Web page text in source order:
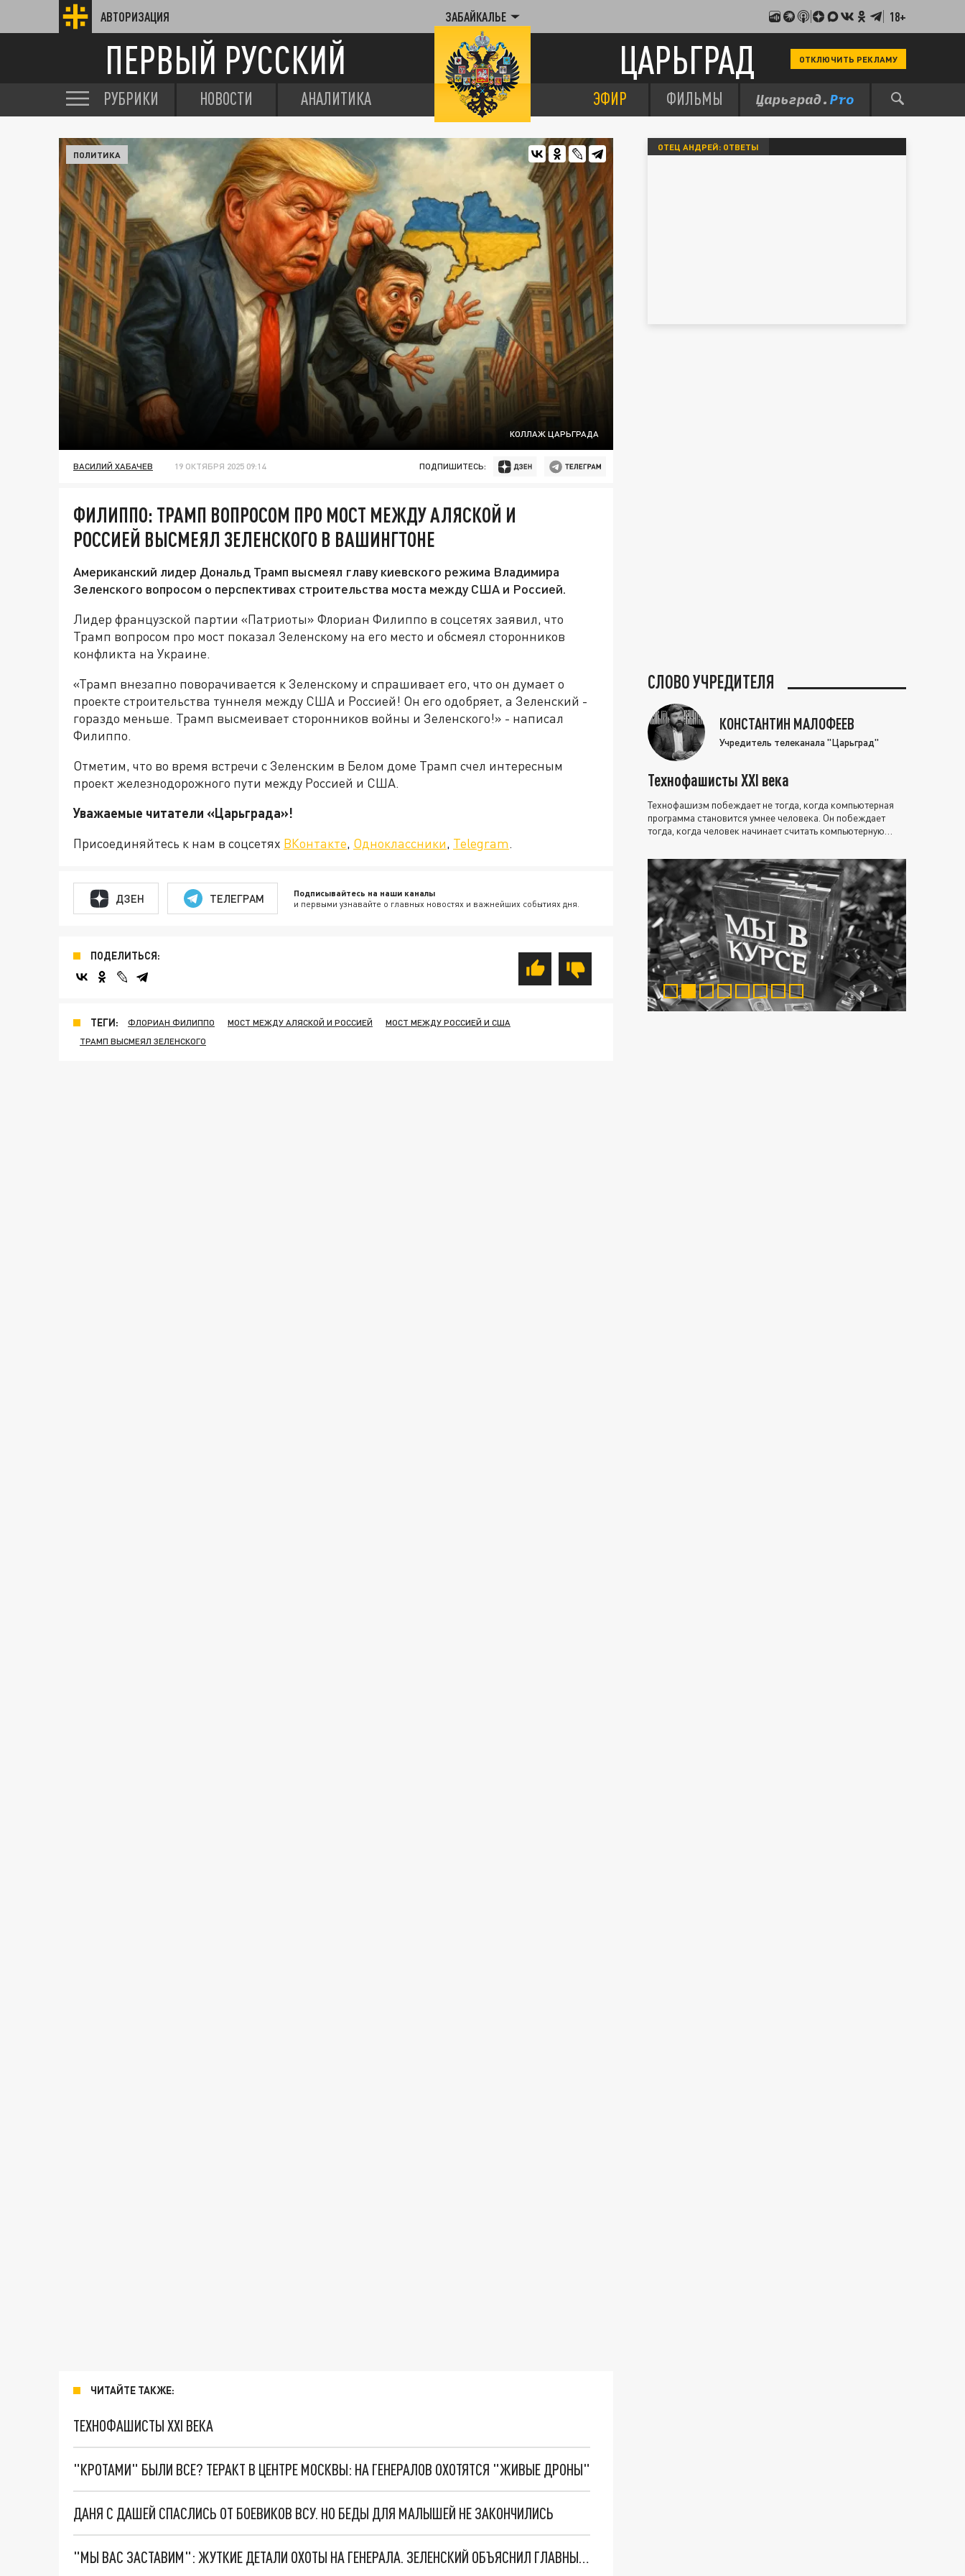
АВТОРИЗАЦИЯ ЗАБАЙКАЛЬЕ 18+
ПЕРВЫЙ РУССКИЙ ЦАРЬГРАД ОТКЛЮЧИТЬ РЕКЛАМУ
РУБРИКИ НОВОСТИ АНАЛИТИКА ЭФИР ФИЛЬМЫ
КОЛЛАЖ ЦАРЬГРАДА
ПОЛИТИКА
ВАСИЛИЙ ХАБАЧЕВ 19 ОКТЯБРЯ 2025 09:14 ПОДПИШИТЕСЬ:
ФИЛИППО: ТРАМП ВОПРОСОМ ПРО МОСТ МЕЖДУ АЛЯСКОЙ И
РОССИЕЙ ВЫСМЕЯЛ ЗЕЛЕНСКОГО В ВАШИНГТОНЕ
Американский лидер Дональд Трамп высмеял главу киевского режима Владимира
Зеленского вопросом о перспективах строительства моста между США и Россией.
Лидер французской партии «Патриоты» Флориан Филиппо в соцсетях заявил, что
Трамп вопросом про мост показал Зеленскому на его место и обсмеял сторонников
конфликта на Украине.
«Трамп внезапно поворачивается к Зеленскому и спрашивает его, что он думает о
проекте строительства туннеля между США и Россией! Он его одобряет, а Зеленский -
гораздо меньше. Трамп высмеивает сторонников войны и Зеленского!» - написал
Филиппо.
Отметим, что во время встречи с Зеленским в Белом доме Трамп счел интересным
проект железнодорожного пути между Россией и США.
Уважаемые читатели «Царьграда»!
Присоединяйтесь к нам в соцсетях ВКонтакте, Одноклассники, Telegram.
ДЗЕН ТЕЛЕГРАМ Подписывайтесь на наши каналы
и первыми узнавайте о главных новостях и важнейших событиях дня.
ПОДЕЛИТЬСЯ:
ТЕГИ: ФЛОРИАН ФИЛИППО МОСТ МЕЖДУ АЛЯСКОЙ И РОССИЕЙ
МОСТ МЕЖДУ РОССИЕЙ И США
ТРАМП ВЫСМЕЯЛ ЗЕЛЕНСКОГО
ЧИТАЙТЕ ТАКЖЕ:
ТЕХНОФАШИСТЫ XXI ВЕКА
"КРОТАМИ" БЫЛИ ВСЕ? ТЕРАКТ В ЦЕНТРЕ МОСКВЫ: НА ГЕНЕРАЛОВ ОХОТЯТСЯ "ЖИВЫЕ ДРОНЫ"
ДАНЯ С ДАШЕЙ СПАСЛИСЬ ОТ БОЕВИКОВ ВСУ. НО БЕДЫ ДЛЯ МАЛЫШЕЙ НЕ ЗАКОНЧИЛИСЬ
"МЫ ВАС ЗАСТАВИМ": ЖУТКИЕ ДЕТАЛИ ОХОТЫ НА ГЕНЕРАЛА. ЗЕЛЕНСКИЙ ОБЪЯСНИЛ ГЛАВНЫЙ СМЫСЛ ТЕРАКТА В ЦЕНТРЕ МОСКВЫ
ОТЕЦ АНДРЕЙ: ОТВЕТЫ
СЛОВО УЧРЕДИТЕЛЯ
КОНСТАНТИН МАЛОФЕЕВ
Учредитель телеканала "Царьград"
Технофашисты XXI века
Технофашизм побеждает не тогда, когда компьютерная
программа становится умнее человека. Он побеждает
тогда, когда человек начинает считать компьютерную